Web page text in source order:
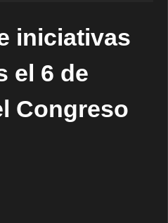
iniciativas
el 6 de
Congreso